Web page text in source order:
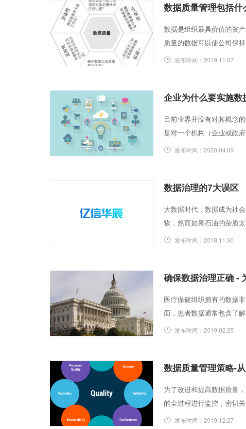
数据质量管理包括什
数据是组织最具价值的资
质量的数据可以使公司保
发布时间： 2019.11.07
企业为什么要实施数
目前业界并没有对其概念
是对一个机构（企业或政
发布时间： 2020.04.09
数据治理的7大误区
大数据时代，数据成为社
物，然而如果石油的杂质
发布时间： 2018.11.30
确保数据治理正确 -
医疗保健组织拥有的数据
面，患者数据通常包含了
发布时间： 2019.02.25
数据质量管理策略-
为了改进和提高数据质量
的全过程进行监控，密切
发布时间： 2019.12.27